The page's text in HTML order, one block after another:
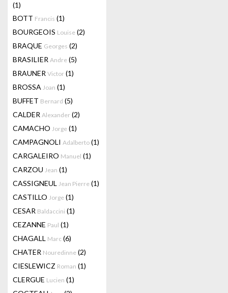
(1)
BOTT Francis (1)
BOURGEOIS Louise (2)
BRAQUE Georges (2)
BRASILIER Andre (5)
BRAUNER Victor (1)
BROSSA Joan (1)
BUFFET Bernard (5)
CALDER Alexander (2)
CAMACHO Jorge (1)
CAMPAGNOLI Adalberto (1)
CARGALEIRO Manuel (1)
CARZOU Jean (1)
CASSIGNEUL Jean Pierre (1)
CASTILLO Jorge (1)
CESAR Baldaccini (1)
CEZANNE Paul (1)
CHAGALL Marc (6)
CHATER Nouredinne (2)
CIESLEWICZ Roman (1)
CLERGUE Lucien (1)